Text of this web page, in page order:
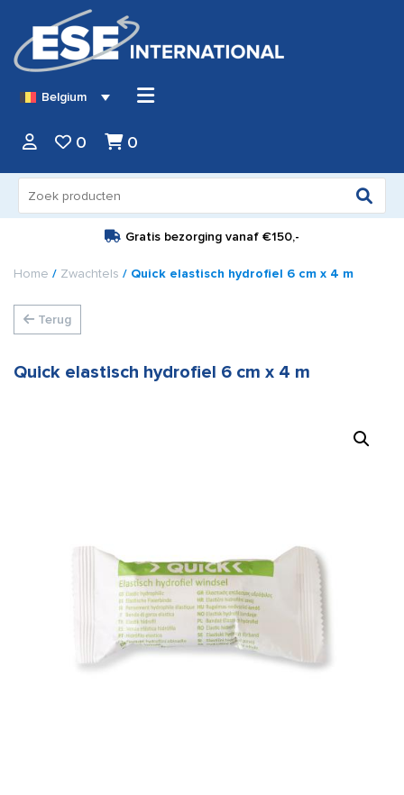
Belgium
0 0
naar:
Gratis bezorging vanaf €150,-
Home / Zwachtels / Quick elastisch hydrofiel 6 cm x 4 m
Terug
Quick elastisch hydrofiel 6 cm x 4 m